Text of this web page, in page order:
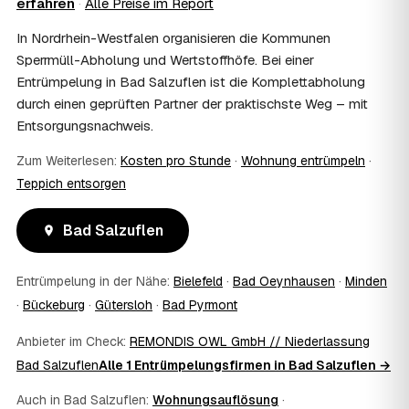
Im Einzelfall ist das möglich — etwa bei einer
einem vom Amt veranlassten Umzug. Wichtig: Den Antrag
stellen Sie vor Auftragserteilung beim zuständigen Amt
und holen die Kostenübernahme schriftlich ein. AWL
Zentrum vermittelt die Entrümpler, entscheidet aber nicht
über die Kostenübernahme.
Ja. Die Partner entsorgen über zugelassene Höfe und
stellen auf Wunsch einen Entsorgungsnachweis aus —
wichtig zum Beispiel für Vermieter, Nachlassverwaltung
oder die eigene Dokumentation.
09
Muss ich bei der Entrümpelung anwesend sein?
zur Übergabe und zum Abschluss vor Ort; den genauen
Ablauf — etwa die Schlüsselübergabe — stimmen Sie
10 Was ist im Festpreis enthalten?
Der Festpreis deckt in der Regel das komplette
In Nordrhein-Westfalen organisieren die Kommunen
Sperrmüll-Abholung und Wertstoffhöfe. Bei einer
Entrümpelung in Bad Salzuflen ist die Komplettabholung
durch einen geprüften Partner der praktischste Weg – mit
Entsorgungsnachweis.
Zum Weiterlesen: Kosten pro Stunde · Wohnung entrümpeln ·
Teppich entsorgen
Bad Salzuflen
Entrümpelung in der Nähe: Bielefeld · Bad Oeynhausen · Minden
· Bückeburg · Gütersloh · Bad Pyrmont
Anbieter im Check: REMONDIS OWL GmbH // Niederlassung
Bad SalzuflenAlle 1 Entrümpelungsfirmen in Bad Salzuflen →
Auch in Bad Salzuflen: Wohnungsauflösung ·